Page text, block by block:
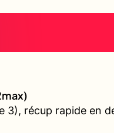
récup rapide en